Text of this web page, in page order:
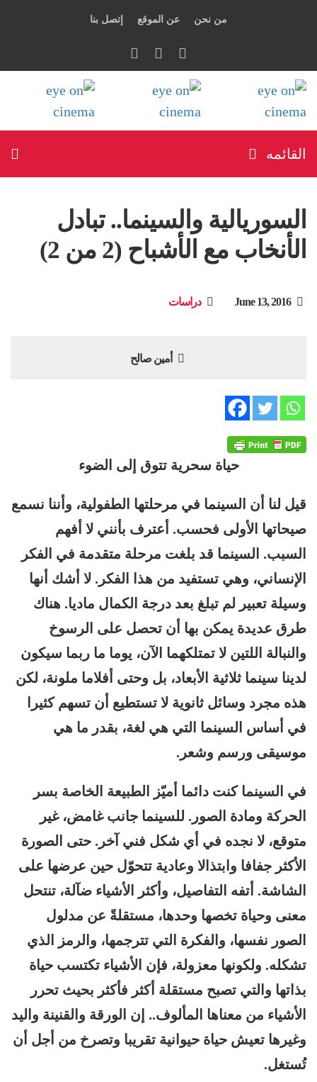
من نحن عن الموقع إتصل بنا
القائمه
السوريالية والسينما.. تبادل
الأنخاب مع الأشباح (2 من 2)
June 13, 2016 دراسات
أمين صالح
حياة سحرية تتوق إلى الضوء
قيل لنا أن السينما في مرحلتها الطفولية، وأننا نسمع
صيحاتها الأولى فحسب. أعترف بأنني لا أفهم
السبب. السينما قد بلغت مرحلة متقدمة في الفكر
الإنساني، وهي تستفيد من هذا الفكر. لا أشك أنها
وسيلة تعبير لم تبلغ بعد درجة الكمال ماديا. هناك
طرق عديدة يمكن بها أن تحصل على الرسوخ
والنبالة اللتين لا تمتلكهما الآن، يوما ما ربما سيكون
لدينا سينما ثلاثية الأبعاد، بل وحتى أفلاما ملونة، لكن
هذه مجرد وسائل ثانوية لا تستطيع أن تسهم كثيرا
في أساس السينما التي هي لغة، بقدر ما هي
موسيقى ورسم وشعر.
في السينما كنت دائما أميّز الطبيعة الخاصة بسر
الحركة ومادة الصور. للسينما جانب غامض، غير
متوقع، لا نجده في أي شكل فني آخر. حتى الصورة
الأكثر جفافا وابتذالا وعادية تتحوّل حين عرضها على
الشاشة. أتفه التفاصيل، وأكثر الأشياء ضآلة، تنتحل
معنى وحياة تخصها وحدها، مستقلةً عن مدلول
الصور نفسها، والفكرة التي تترجمها، والرمز الذي
تشكله. ولكونها معزولة، فإن الأشياء تكتسب حياة
بذاتها والتي تصبح مستقلة أكثر فأكثر بحيث تحرر
الأشياء من معناها المألوف.. إن الورقة والقنينة واليد
وغيرها تعيش حياة حيوانية تقريبا وتصرخ من أجل أن
تُستغل.